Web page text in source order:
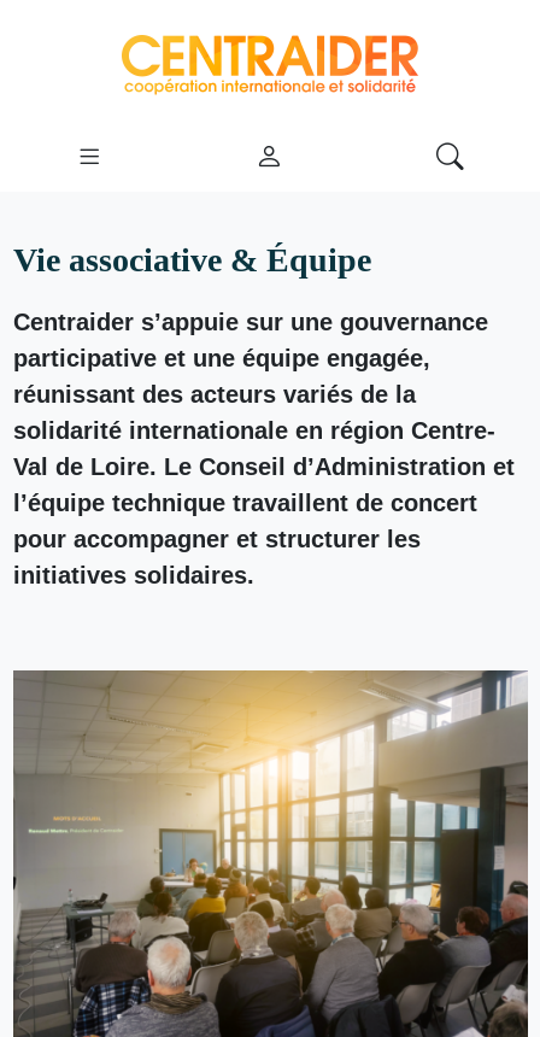
Vie associative & Équipe
Centraider s’appuie sur une gouvernance
participative et une équipe engagée,
réunissant des acteurs variés de la
solidarité internationale en région Centre-
Val de Loire. Le Conseil d’Administration et
l’équipe technique travaillent de concert
pour accompagner et structurer les
initiatives solidaires.